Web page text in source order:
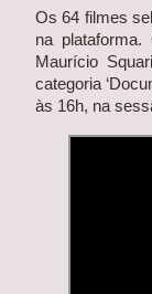
Os 64 filmes
na
Maurício
categoria
às 16h, na